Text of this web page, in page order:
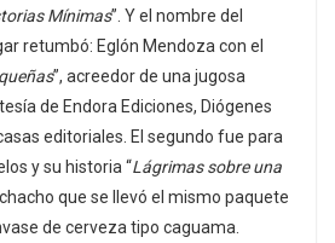
Mínimas”. Y el nombre del
retumbó: Eglón Mendoza con el
”, acreedor de una jugosa
de Endora Ediciones, Diógenes
editoriales. El segundo fue para
y su historia “Lágrimas sobre una
que se llevó el mismo paquete
de cerveza tipo caguama.